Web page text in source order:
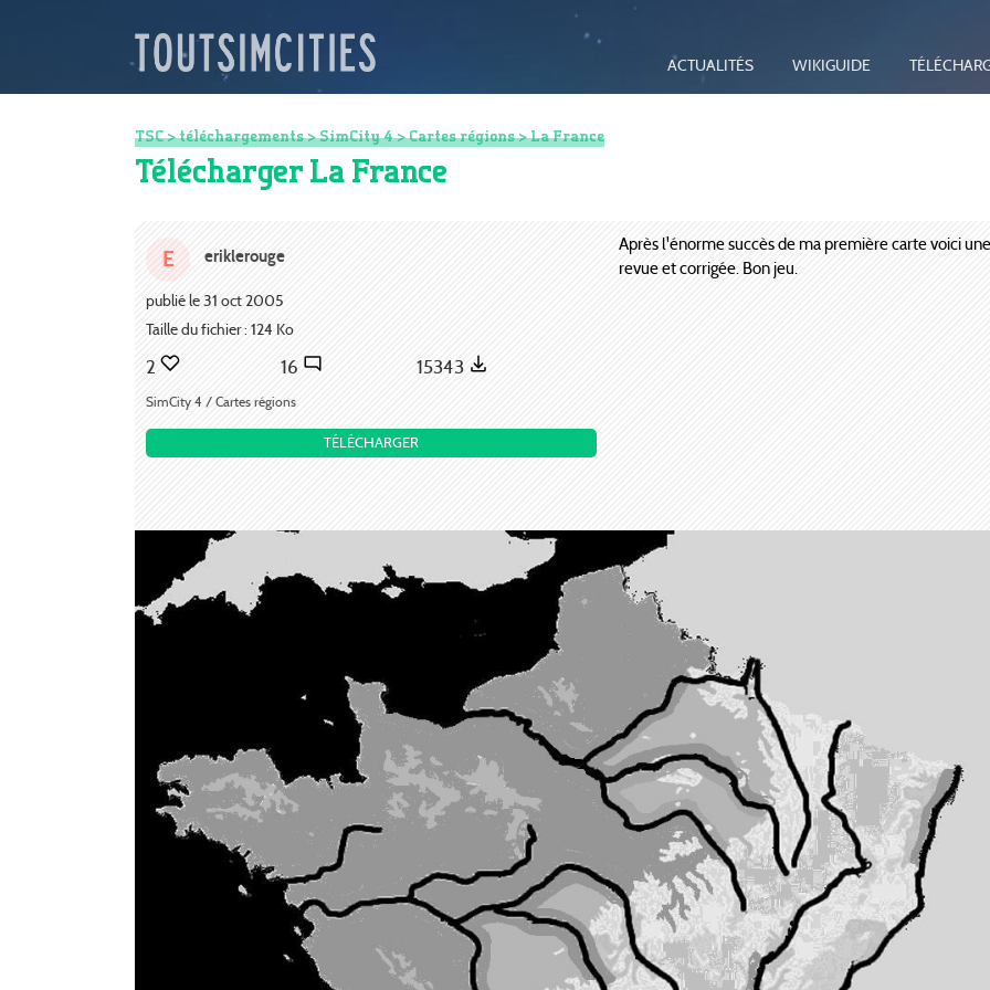
ACTUALITÉS WIKIGUIDE
TSC>téléchargements>SimCity 4>Cartes régions> La France
Télécharger La France
E eriklerouge
publié le 31 oct 2005
Taille du fichier : 124 Ko
2 16 15343
SimCity 4 / Cartes régions
TÉLÉCHARGER
Après l'énorme succès de ma première carte voici
revue et corrigée. Bon jeu.